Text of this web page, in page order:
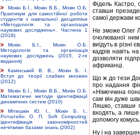
Мокін Б.І., Мокін В.Б., Мокін О.Б.
Практикум для самостійної роботи
студентів з навчальної дисципліни
«Методологія та організація
наукових досліджень». Частина 1
(2018)
Мокін Б.І., Мокін О.Б.
Методологія та організація
наукових досліджень (2015, 2-ге
видання)
Камінський В. В., Мокін Б. І.
Вступ до теорії слабких множин
(2012)
Мокін Б.І., Мокін В.Б., Мокін О.Б.
Математичні методи ідентифікації
динамічних систем (2010)
Мітюшкін Ю. І., Мокін Б. І.,
Ротштейн О. П. Soft Computing:
ідентифікація закономірностей
нечіткими базами знань (2002)
Фідель Кастро,
ставши
самої держави
Не зможе Олег
очолюваної ним
виїдуть в різні
кадрів навіть
дозволяти
африканці.
Що ж до тези
про надання
«Німеччина
сам він дуже
Ляшко, ставши
входять, а лише
допомогу комусь.
Ну і на